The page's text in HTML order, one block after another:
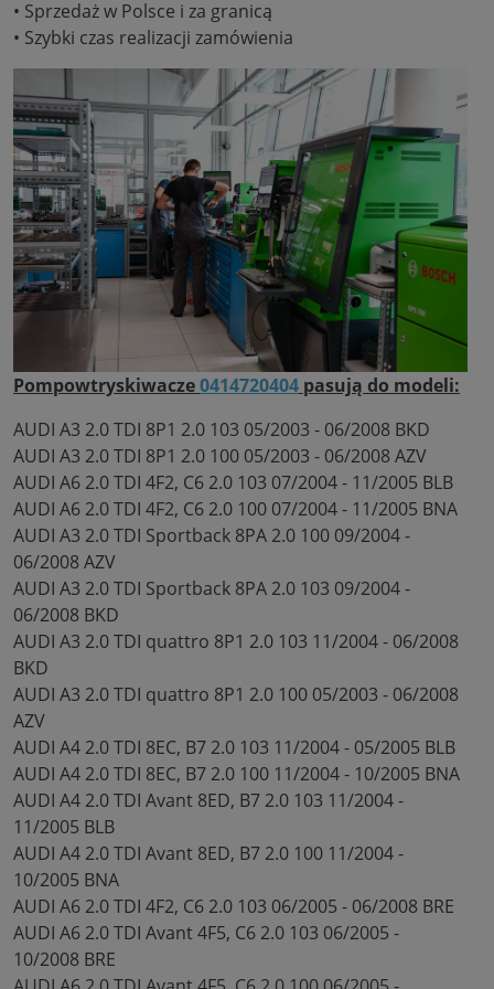
• Sprzedaż w Polsce i za granicą
• Szybki czas realizacji zamówienia
Pompowtryskiwacze0414720404 pasują do modeli:
AUDI A3 2.0 TDI 8P1 2.0 103 05/2003 - 06/2008 BKD
AUDI A3 2.0 TDI 8P1 2.0 100 05/2003 - 06/2008 AZV
AUDI A6 2.0 TDI 4F2, C6 2.0 103 07/2004 - 11/2005 BLB
AUDI A6 2.0 TDI 4F2, C6 2.0 100 07/2004 - 11/2005 BNA
AUDI A3 2.0 TDI Sportback 8PA 2.0 100 09/2004 -
06/2008 AZV
AUDI A3 2.0 TDI Sportback 8PA 2.0 103 09/2004 -
06/2008 BKD
AUDI A3 2.0 TDI quattro 8P1 2.0 103 11/2004 - 06/2008
BKD
AUDI A3 2.0 TDI quattro 8P1 2.0 100 05/2003 - 06/2008
AZV
AUDI A4 2.0 TDI 8EC, B7 2.0 103 11/2004 - 05/2005 BLB
AUDI A4 2.0 TDI 8EC, B7 2.0 100 11/2004 - 10/2005 BNA
AUDI A4 2.0 TDI Avant 8ED, B7 2.0 103 11/2004 -
11/2005 BLB
AUDI A4 2.0 TDI Avant 8ED, B7 2.0 100 11/2004 -
10/2005 BNA
AUDI A6 2.0 TDI 4F2, C6 2.0 103 06/2005 - 06/2008 BRE
AUDI A6 2.0 TDI Avant 4F5, C6 2.0 103 06/2005 -
10/2008 BRE